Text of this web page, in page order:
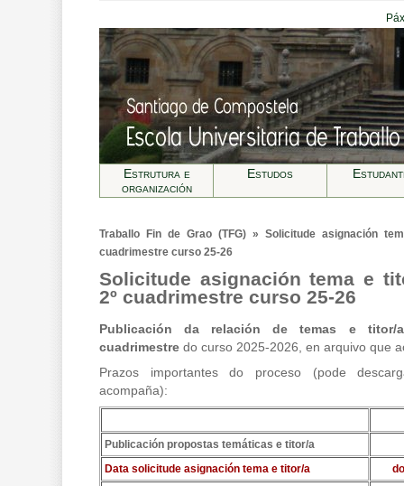
Estrutura e
organización
Estudos
Traballo Fin de Grao (TFG) » Solicitude asignación
cuadrimestre curso 25-26
Solicitude asignación tema e
2º cuadrimestre curso 25-26
Publicación da
relación de temas e titor/
cuadrimestre do curso 2025-2026, en arquivo que
Prazos importantes do proceso (pode
acompaña):
Publicación propostas temáticas e titor/a
Data solicitude asignación tema e titor/a